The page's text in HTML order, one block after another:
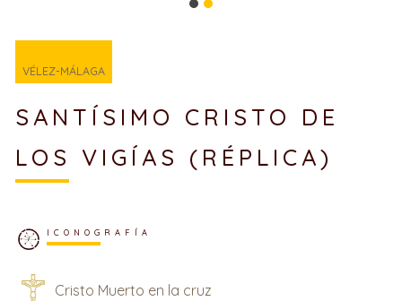
VÉLEZ-MÁLAGA
SANTÍSIMO CRISTO DE
LOS VIGÍAS (RÉPLICA)
ICONOGRAFÍA
Cristo Muerto en la cruz